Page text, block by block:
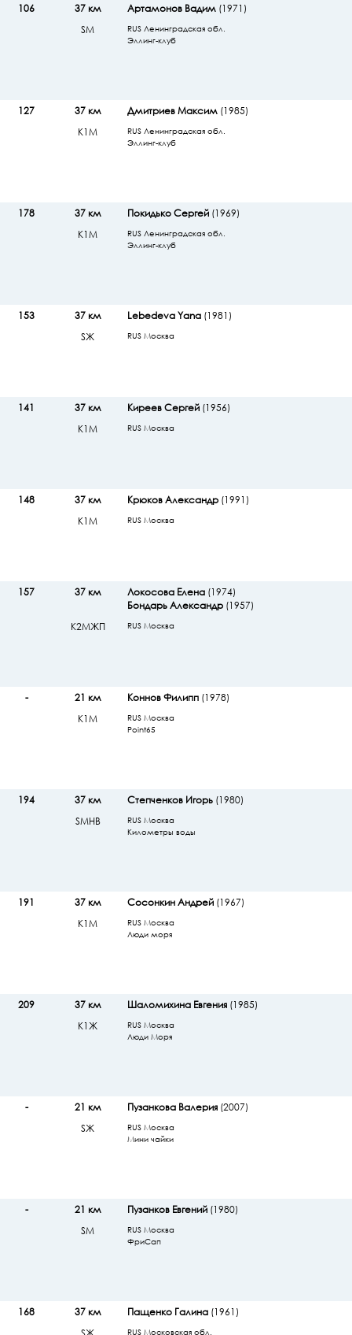
106
37 км
SМ
Артамонов Вадим(1971)
RUS Ленинградская обл.
Эллинг-клуб
127
37 км
К1М
Дмитриев Максим(1985)
RUS Ленинградская обл.
Эллинг-клуб
178
37 км
К1М
Покидько Сергей(1969)
RUS Ленинградская обл.
Эллинг-клуб
153
37 км
SЖ
Lebedeva Yana(1981)
RUS Москва
141
37 км
К1М
Киреев Сергей(1956)
RUS Москва
148
37 км
К1М
Крюков Александр(1991)
RUS Москва
157 37 км
К2МЖП
Локосова Елена(1974)
Бондарь Александр(1957)
RUS Москва
-
21 км
К1М
Коннов Филипп(1978)
RUS Москва
Point65
194
37 км
SМHB
Степченков Игорь(1980)
RUS Москва
Километры воды
191
37 км
К1М
Сосонкин Андрей(1967)
RUS Москва
Люди моря
209
37 км
К1Ж
Шаломихина Евгения(1985)
RUS Москва
Люди Моря
-
21 км
SЖ
Пузанкова Валерия(2007)
RUS Москва
Мини чайки
-
21 км
SМ
Пузанков Евгений(1980)
RUS Москва
ФриСап
168
37 км
Пащенко Галина(1961)
RUS Московская обл.